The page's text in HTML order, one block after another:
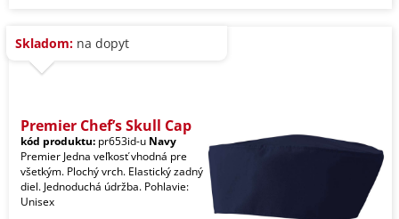
Skladom: na dopyt
Premier Chef’s Skull Cap
kód produktu: pr653id-u Navy
Premier Jedna veľkosť vhodná pre
všetkým. Plochý vrch. Elastický zadný
diel. Jednoduchá údržba. Pohlavie:
Unisex